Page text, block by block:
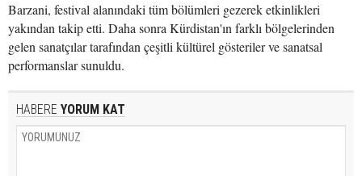
Barzani, festival alanındaki tüm bölümleri gezerek etkinlikleri
yakından takip etti. Daha sonra Kürdistan'ın farklı bölgelerinden
gelen sanatçılar tarafından çeşitli kültürel gösteriler ve sanatsal
performanslar sunuldu.
HABERE YORUM KAT